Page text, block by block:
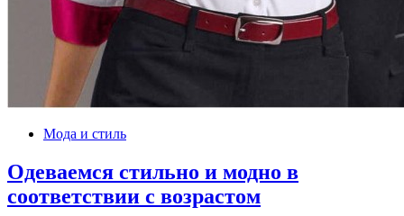
Мода и стиль
Одеваемся стильно и модно в
соответствии с возрастом